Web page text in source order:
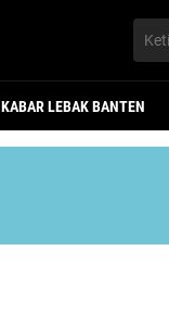
KABAR LEBAK BANTEN